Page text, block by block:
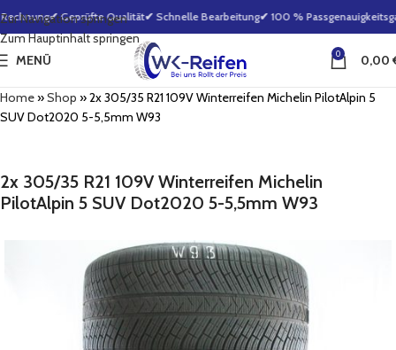
Zur Navigation springen
Zum Hauptinhalt springen
✔ Geprüfte Qualität✔ Schnelle Bearbeitung✔ 100 %
MENÜ 0 0,00
Home»Shop »2x 305/35 R21 109V Winterreifen Michelin PilotAlpin 5
SUV Dot2020 5-5,5mm W93
2x 305/35 R21 109V Winterreifen Michelin
PilotAlpin 5 SUV Dot2020 5-5,5mm W93